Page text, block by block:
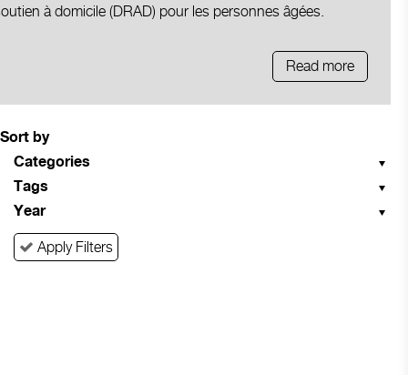
à domicile (DRAD) pour les personnes âgées.
Read more
Sort by
Categories
Tags
Year
Apply Filters